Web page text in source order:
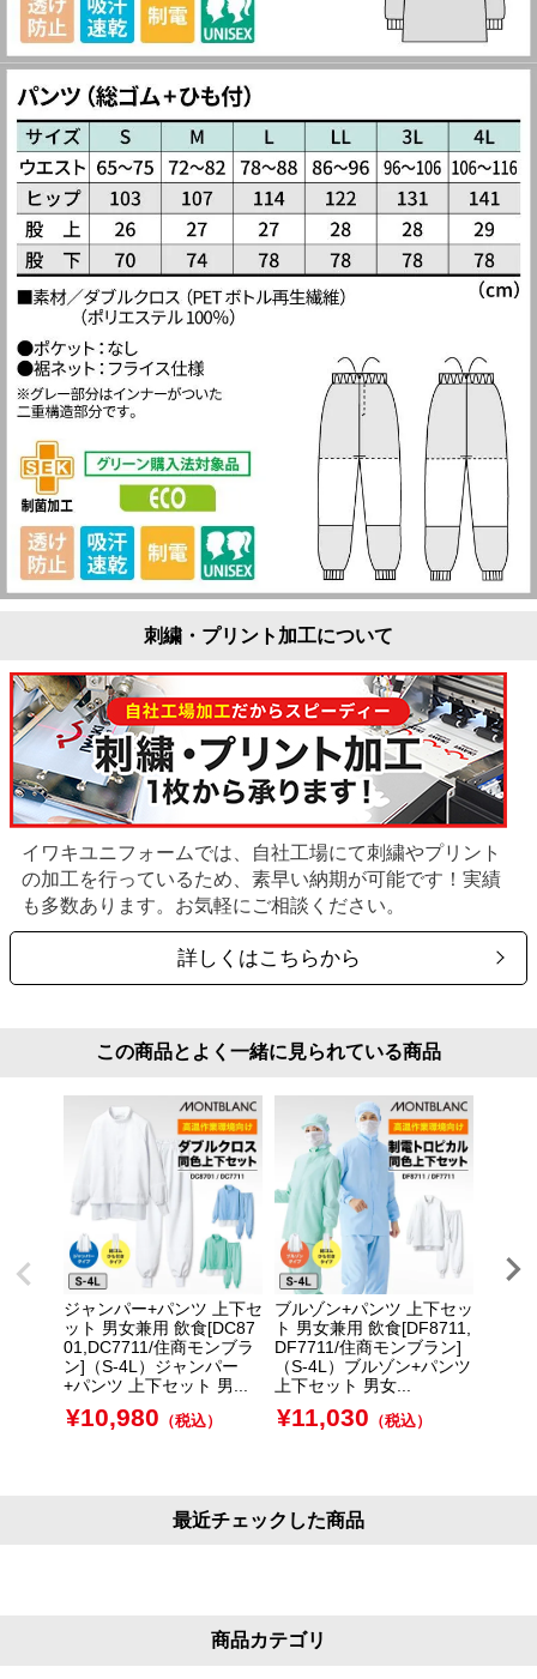
刺繍・プリント加工について
イワキユニフォームでは、自社工場にて刺繍やプリント
の加工を行っているため、素早い納期が可能です！実績
も多数あります。お気軽にご相談ください。
詳しくはこちらから
この商品とよく一緒に見られている商品
ジャンパー+パンツ 上下セ
ット 男女兼用 飲食[DC87
01,DC7711/住商モンブラ
ン]（S-4L）ジャンパー
+パンツ 上下セット 男...
¥10,980 （税込）
ブルゾン+パンツ 上下セッ
ト 男女兼用 飲食[DF8711,
DF7711/住商モンブラン]
（S-4L）ブルゾン+パンツ
上下セット 男女...
¥11,030 （税込）
最近チェックした商品
商品カテゴリ